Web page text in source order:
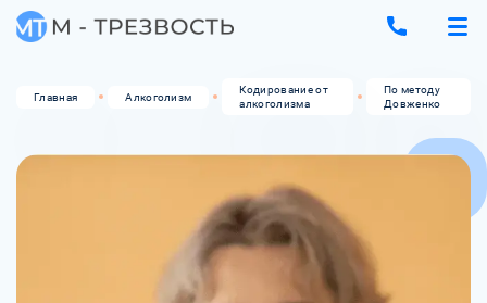
Главная Алкоголизм
Кодирование от
алкоголизма
По методу
Довженко